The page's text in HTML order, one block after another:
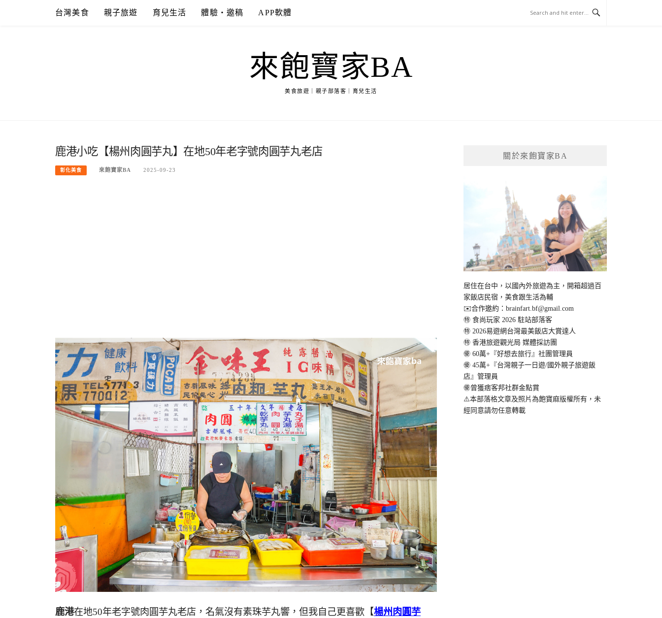
台灣美食 親子旅遊 育兒生活 體驗‧邀稿 APP軟體
來飽寶家BA
美食旅遊｜親子部落客｜育兒生活
鹿港小吃【楊州肉圓芋丸】在地50年老字號肉圓芋丸老店
彰化美食 來飽寶家BA 2025-09-23
鹿港在地50年老字號肉圓芋丸老店，名氣沒有素珠芋丸響，但我自己更喜歡【楊州肉圓芋
關於來飽寶家BA
居住在台中，以國內外旅遊為主，開箱超過百
家飯店民宿，美食跟生活為輔
✉️合作邀約：brainfart.bf@gmail.com
㊕ 食尚玩家 2026 駐站部落客
㊕ 2026易遊網台灣最美飯店大賞達人
㊕ 香港旅遊觀光局 媒體採訪團
㊝ 60萬+『好想去旅行』社團管理員
㊝ 45萬+『台灣親子一日遊/國外親子旅遊飯
店』管理員
㊝曾獲痞客邦社群金點賞
⚠️本部落格文章及照片為飽寶麻版權所有，未
經同意請勿任意轉載